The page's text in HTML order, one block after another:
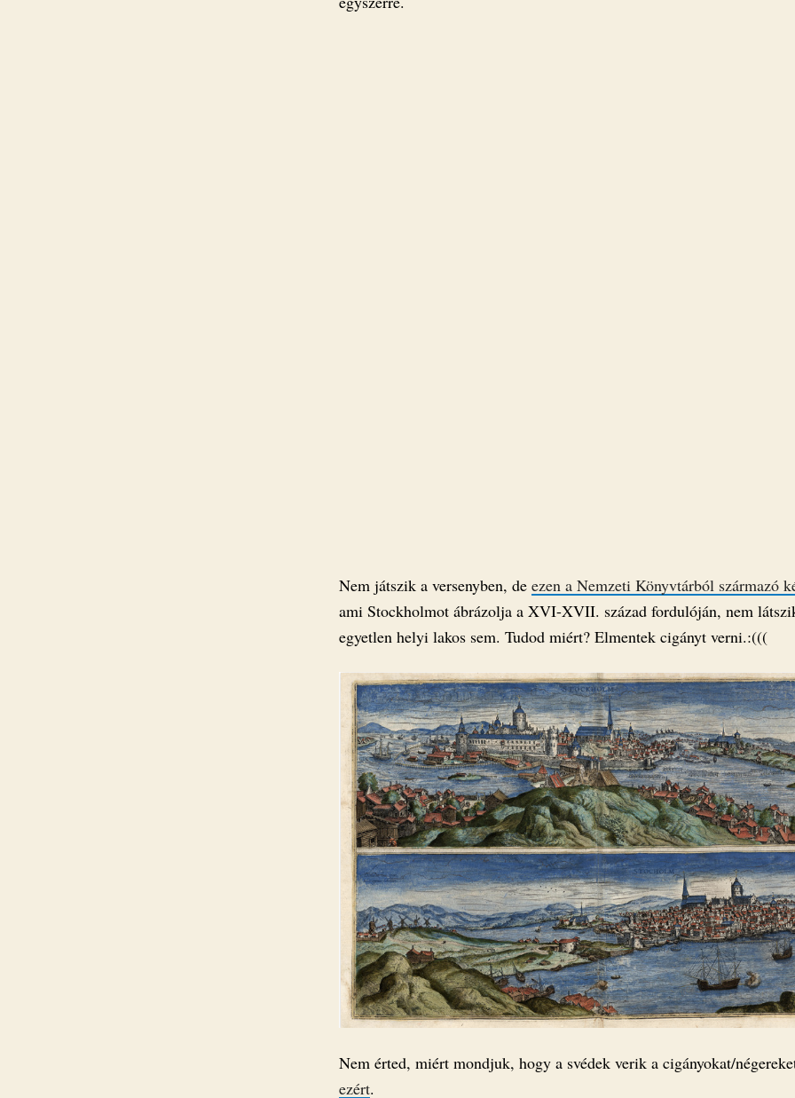
Nem játszik a versenyben, de ezen a Nemzeti Könyvtárból származó
ami Stockholmot ábrázolja a XVI-XVII. század fordulóján, nem
egyetlen helyi lakos sem. Tudod miért? Elmentek cigányt verni.:(((
Nem érted, miért mondjuk, hogy a svédek verik a cigányokat/
ezért.